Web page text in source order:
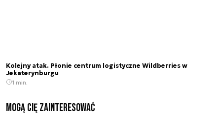
Kolejny atak. Płonie centrum logistyczne Wildberries w
Jekaterynburgu
1 min.
Mogą Cię zainteresować